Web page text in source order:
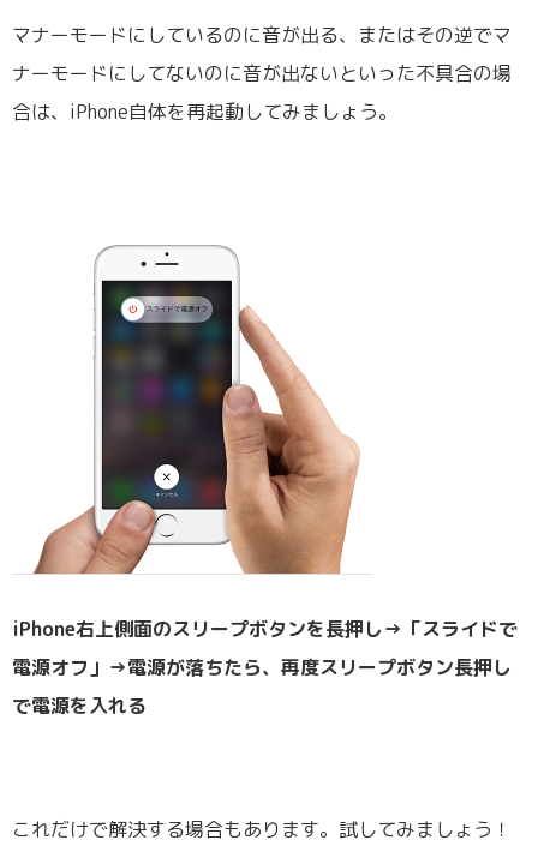
マナーモードにしているのに音が出る、またはその逆でマ
ナーモードにしてないのに音が出ないといった不具合の場
合は、iPhone自体を再起動してみましょう。
iPhone右上側面のスリープボタンを長押し→「スライドで
電源オフ」→電源が落ちたら、再度スリープボタン長押し
で電源を入れる
これだけで解決する場合もあります。試してみましょう！